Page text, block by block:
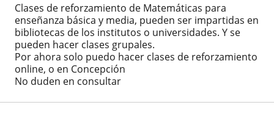
Clases de reforzamiento de Matemáticas para
enseñanza básica y media, pueden ser impartidas en
bibliotecas de los institutos o universidades. Y se
pueden hacer clases grupales.
Por ahora solo puedo hacer clases de reforzamiento
online, o en Concepción
No duden en consultar